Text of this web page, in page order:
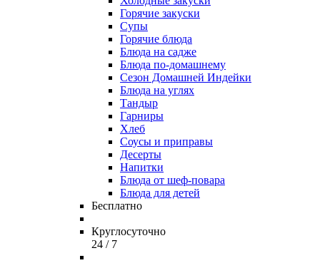
Горячие закуски
Супы
Горячие блюда
Блюда на садже
Блюда по-домашнему
Сезон Домашней Индейки
Блюда на углях
Тандыр
Гарниры
Хлеб
Соусы и приправы
Десерты
Напитки
Блюда от шеф-повара
Блюда для детей
Бесплатно
Круглосуточно
24 / 7